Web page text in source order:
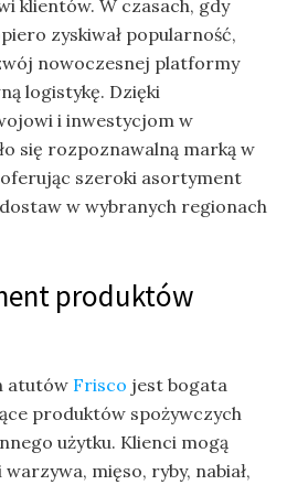
klientów. W czasach, gdy
zyskiwał popularność,
nowoczesnej platformy
logistykę. Dzięki
i inwestycjom w
się rozpoznawalną marką w
szeroki asortyment
w wybranych regionach
produktów
atutów Frisco jest bogata
produktów spożywczych
użytku. Klienci mogą
mięso, ryby, nabiał,